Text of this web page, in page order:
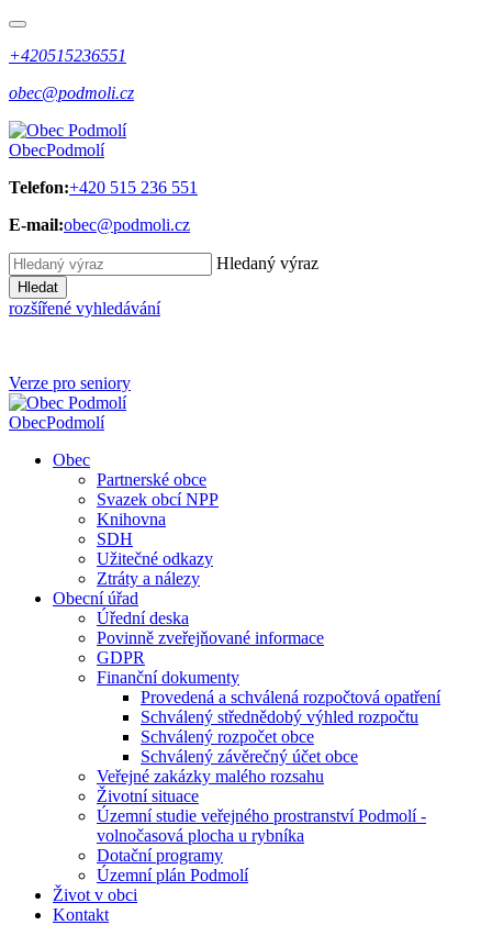
+420515236551
obec@podmoli.cz
ObecPodmolí
Telefon:+420 515 236 551
E-mail:obec@podmoli.cz
Hledaný výraz
Hledat
rozšířené vyhledávání
Verze pro seniory
ObecPodmolí
Obec
Partnerské obce
Svazek obcí NPP
Knihovna
SDH
Užitečné odkazy
Ztráty a nálezy
Obecní úřad
Úřední deska
Povinně zveřejňované informace
GDPR
Finanční dokumenty
Provedená a schválená rozpočtová opatření
Schválený střednědobý výhled rozpočtu
Schválený rozpočet obce
Schválený závěrečný účet obce
Veřejné zakázky malého rozsahu
Životní situace
Územní studie veřejného prostranství Podmolí -
volnočasová plocha u rybníka
Dotační programy
Územní plán Podmolí
Život v obci
Kontakt